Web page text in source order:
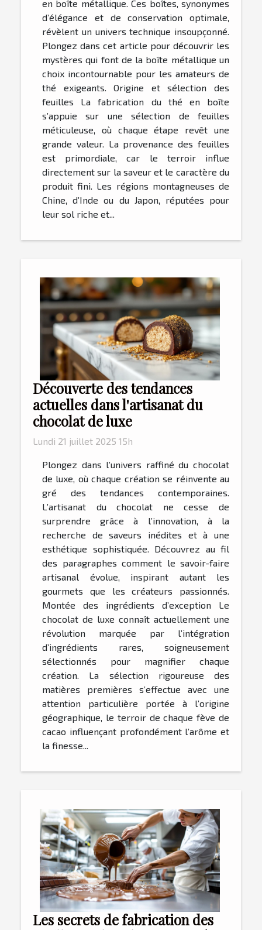
en boîte métallique. Ces boîtes, synonymes
d’élégance et de conservation optimale,
révèlent un univers technique insoupçonné.
Plongez dans cet article pour découvrir les
mystères qui font de la boîte métallique un
choix incontournable pour les amateurs de
thé exigeants. Origine et sélection des
feuilles La fabrication du thé en boîte
s’appuie sur une sélection de feuilles
méticuleuse, où chaque étape revêt une
grande valeur. La provenance des feuilles
est primordiale, car le terroir influe
directement sur la saveur et le caractère du
produit fini. Les régions montagneuses de
Chine, d’Inde ou du Japon, réputées pour
leur sol riche et...
Découverte des tendances
actuelles dans l'artisanat du
chocolat de luxe
Lundi 21 juillet 2025 15h
Plongez dans l’univers raffiné du chocolat
de luxe, où chaque création se réinvente au
gré des tendances contemporaines.
L’artisanat du chocolat ne cesse de
surprendre grâce à l’innovation, à la
recherche de saveurs inédites et à une
esthétique sophistiquée. Découvrez au fil
des paragraphes comment le savoir-faire
artisanal évolue, inspirant autant les
gourmets que les créateurs passionnés.
Montée des ingrédients d’exception Le
chocolat de luxe connaît actuellement une
révolution marquée par l’intégration
d’ingrédients rares, soigneusement
sélectionnés pour magnifier chaque
création. La sélection rigoureuse des
matières premières s’effectue avec une
attention particulière portée à l’origine
géographique, le terroir de chaque fève de
cacao influençant profondément l’arôme et
la finesse...
Les secrets de fabrication des